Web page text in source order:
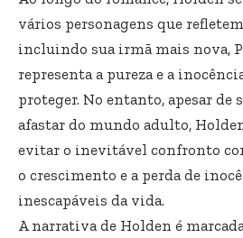
vários personagens que
incluindo sua irmã mais nova,
representa a pureza e a
proteger. No entanto, apesar de
afastar do mundo adulto,
evitar o inevitável confronto
o crescimento e a perda de
inescapáveis da vida.
A narrativa de Holden é